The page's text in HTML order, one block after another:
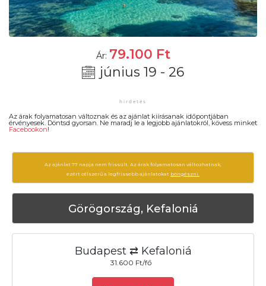
Ár: 79.100 Ft
június 19 - 26
Az árak folyamatosan változnak és az ajánlat kiírásanak időpontjában
érvényesek. Döntsd gyorsan. Ne maradj le a legjobb ajánlatokról, kövess minket
Facebookon!
Az ajánlat 77 napja nem frissült. Az árak folyamatosan változhatnak,
ezért célszerű a legfrissebb ajánlatokat böngészni.
Görögország, Kefaloniá
Budapest ⇄ Kefaloniá
31.600 Ft/fő